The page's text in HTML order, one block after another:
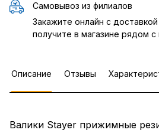
Самовывоз из филиалов
Закажите онлайн с
получите в магазине рядом с
Описание Отзывы
Валики Stayer прижимные